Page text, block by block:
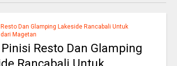
Dan Glamping Lakeside Rancabali Untuk
Magetan
Resto Dan Glamping